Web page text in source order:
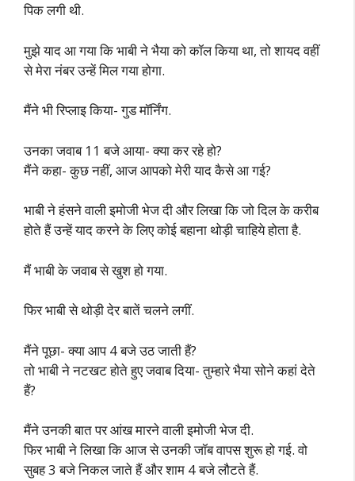
पिक लगी थी.
मुझे याद आ गया कि भाबी ने भैया को कॉल किया था, तो शायद वहीं
से मेरा नंबर उन्हें मिल गया होगा.
मैंने भी रिप्लाइ किया- गुड मॉर्निंग.
उनका जवाब 11 बजे आया- क्या कर रहे हो?
मैंने कहा- कुछ नहीं, आज आपको मेरी याद कैसे आ गई?
भाबी ने हंसने वाली इमोजी भेज दी और लिखा कि जो दिल के करीब
होते हैं उन्हें याद करने के लिए कोई बहाना थोड़ी चाहिये होता है.
मैं भाबी के जवाब से खुश हो गया.
फिर भाबी से थोड़ी देर बातें चलने लगीं.
मैंने पूछा- क्या आप 4 बजे उठ जाती हैं?
तो भाबी ने नटखट होते हुए जवाब दिया- तुम्हारे भैया सोने कहां देते
हैं?
मैंने उनकी बात पर आंख मारने वाली इमोजी भेज दी.
फिर भाबी ने लिखा कि आज से उनकी जॉब वापस शुरू हो गई. वो
सुबह 3 बजे निकल जाते हैं और शाम 4 बजे लौटते हैं.